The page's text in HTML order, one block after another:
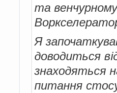
та
Я
доводиться
знаходяться
питання